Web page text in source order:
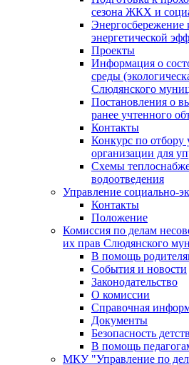
сезона ЖКХ и
энергетической
Проекты
Информация о
среды
Слюдянского
Постановления о
ранее учтенного
Контакты
Конкурс по
организации для
Схемы
водоотведения
Управление социально-
Контакты
Положение
Комиссия по делам
их прав Слюдянского
В помощь
События и новости
Законодательство
О комиссии
Справочная
Документы
Безопасность
В помощь
МКУ "Управление по